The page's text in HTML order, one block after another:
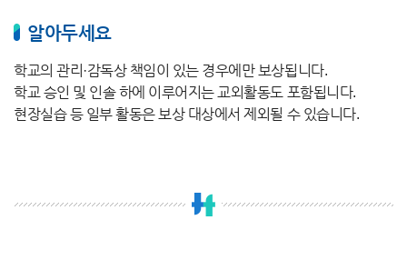
알아두세요
학교의 관리·감독상 책임이 있는 경우에만 보상됩니다.
학교 승인 및 인솔 하에 이루어지는 교외활동도 포함됩니다.
현장실습 등 일부 활동은 보상 대상에서 제외될 수 있습니다.